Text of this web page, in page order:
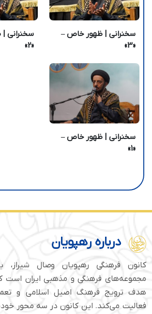
سخنرانی | ظهور خاص –
«3»
سخنرانی
«2»
سخنرانی | ظهور خاص –
«1»
درباره رهپویان
کانون فرهنگی رهپویان وصال شیراز،
هدف ترویج فرهنگ اصیل اسلامی و
فعالیت می‌کند. این کانون در سه محور